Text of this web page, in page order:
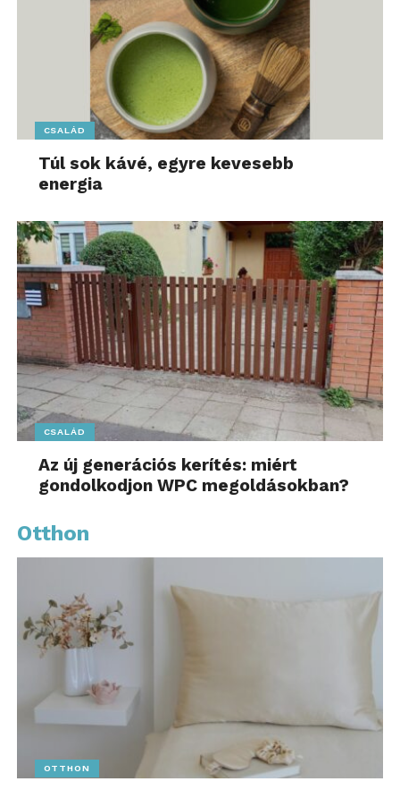
CSALÁD
Túl sok kávé, egyre kevesebb
energia
CSALÁD
Az új generációs kerítés: miért
gondolkodjon WPC megoldásokban?
Otthon
OTTHON